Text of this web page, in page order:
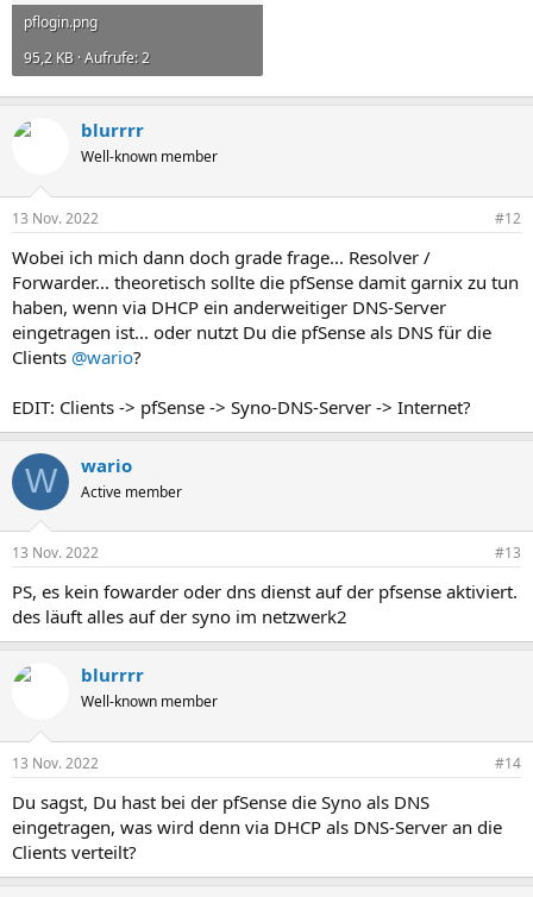
pflogin.png
95,2 KB · Aufrufe: 2
blurrrr
Well-known member
13 Nov. 2022 #12
Wobei ich mich dann doch grade frage... Resolver /
Forwarder... theoretisch sollte die pfSense damit garnix zu tun
haben, wenn via DHCP ein anderweitiger DNS-Server
eingetragen ist... oder nutzt Du die pfSense als DNS für die
Clients @wario?
EDIT: Clients -> pfSense -> Syno-DNS-Server -> Internet?
W wario
Active member
13 Nov. 2022 #13
PS, es kein fowarder oder dns dienst auf der pfsense aktiviert.
des läuft alles auf der syno im netzwerk2
blurrrr
Well-known member
13 Nov. 2022 #14
Du sagst, Du hast bei der pfSense die Syno als DNS
eingetragen, was wird denn via DHCP als DNS-Server an die
Clients verteilt?